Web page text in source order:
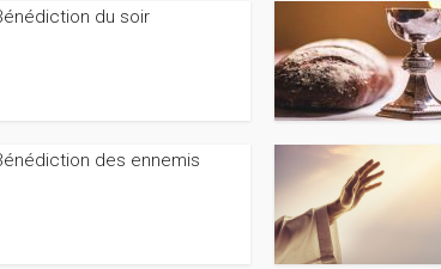
du soir
des ennemis